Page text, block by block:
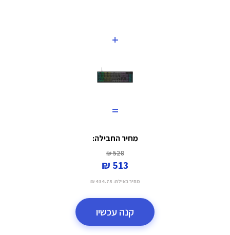
+
=
מחיר החבילה:
528 ₪
513 ₪
מחיר באילת: 434.75 ₪
קנה עכשיו